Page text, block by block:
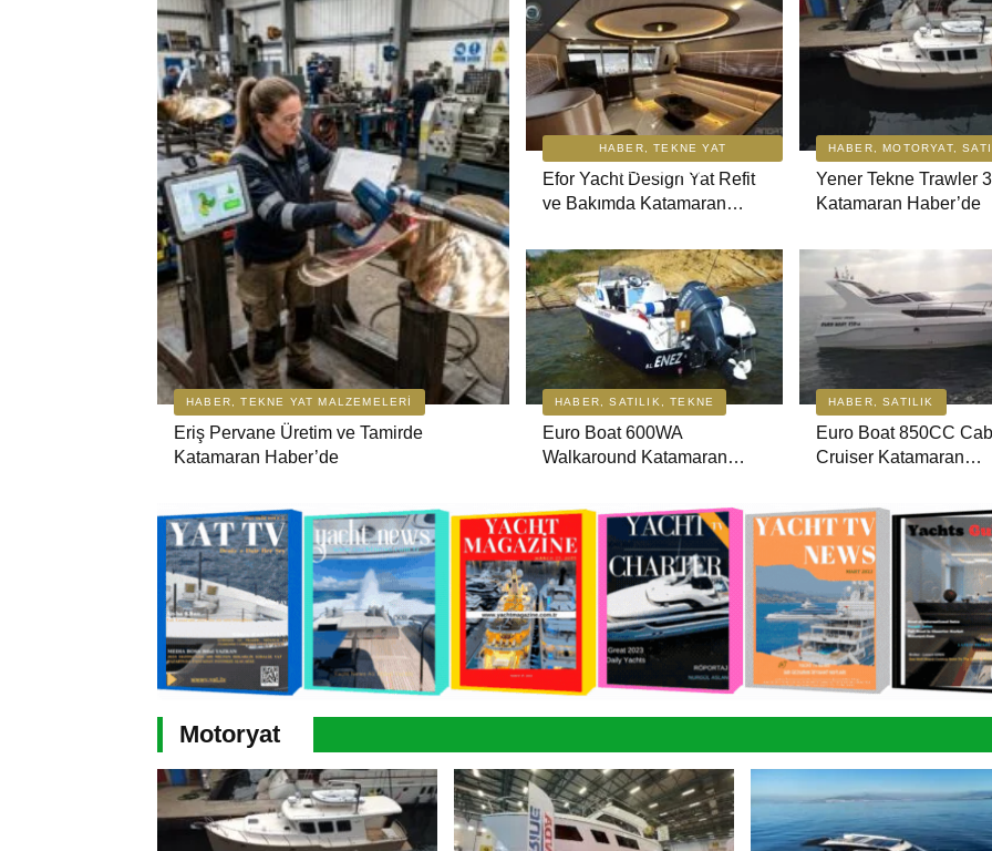
Bali 4.6
Bavaria
Bernis
Yener
Euro
Euro
Cruiser
Euro
Eriş Pervane Üretim ve Tamirde
Katamaran Haber’de
HABER, TEKNE YAT MALZEMELERI
Efor Yacht Design Yat Refit
ve Bakımda Katamaran
HABER, TEKNE YAT
MALZEMELERI
Yener Tekne Trawler
Katamaran Haber’de
HABER, MOTORYAT,
Euro Boat 600WA
Walkaround Katamaran
HABER, SATILIK, TEKNE
Euro Boat 850CC
Cruiser Katamaran
HABER, SATILIK
Motoryat